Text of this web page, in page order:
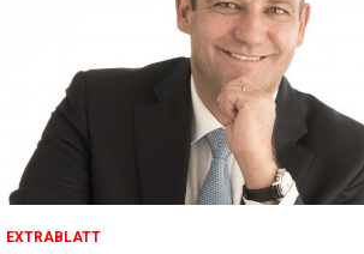
EXTRABLATT